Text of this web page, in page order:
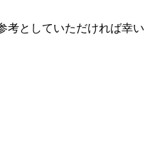
考としていただければ幸い